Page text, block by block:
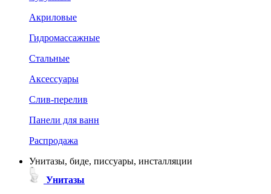
Акриловые
Гидромассажные
Стальные
Аксессуары
Слив-перелив
Панели для ванн
Распродажа
Унитазы, биде, писсуары, инсталляции
Унитазы